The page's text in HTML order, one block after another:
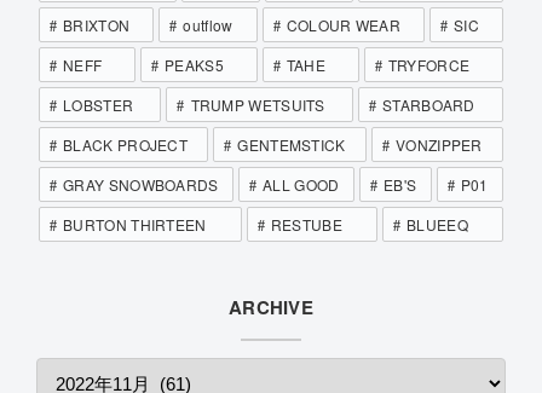
BRIXTON
outflow COLOUR WEAR
SIC
NEFF
PEAKS5 TAHE
TRYFORCE
LOBSTER
TRUMP WETSUITS
STARBOARD
BLACK PROJECT
GENTEMSTICK
VONZIPPER
GRAY SNOWBOARDS
ALL GOOD EB'S
P01
BURTON THIRTEEN
RESTUBE BLUEEQ
ARCHIVE